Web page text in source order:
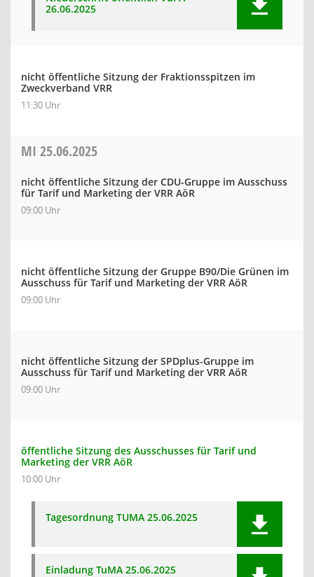
26.06.2025
nicht öffentliche Sitzung der Fraktionsspitzen im
Zweckverband VRR
11:30 Uhr
MI 25.06.2025
nicht öffentliche Sitzung der CDU-Gruppe im Ausschuss
für Tarif und Marketing der VRR AöR
09:00 Uhr
nicht öffentliche Sitzung der Gruppe B90/Die Grünen im
Ausschuss für Tarif und Marketing der VRR AöR
09:00 Uhr
nicht öffentliche Sitzung der SPDplus-Gruppe im
Ausschuss für Tarif und Marketing der VRR AöR
09:00 Uhr
öffentliche Sitzung des Ausschusses für Tarif und
Marketing der VRR AöR
10:00 Uhr
Tagesordnung TUMA 25.06.2025
Einladung TuMA 25.06.2025